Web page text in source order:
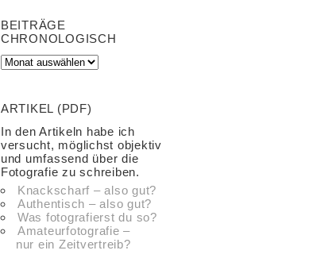
BEITRÄGE
CHRONOLOGISCH
ARTIKEL (PDF)
In den Artikeln habe ich
versucht, möglichst objektiv
und umfassend über die
Fotografie zu schreiben.
Knackscharf – also gut?
Authentisch – also gut?
Was fotografierst du so?
Amateurfotografie –
nur ein Zeitvertreib?